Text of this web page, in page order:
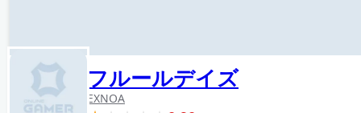
フルールデイズ
EXNOA